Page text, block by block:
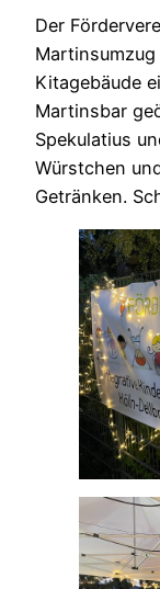
Der
Kitagebäude
Martinsbar
Spekulatius
Würstchen
Getränken.